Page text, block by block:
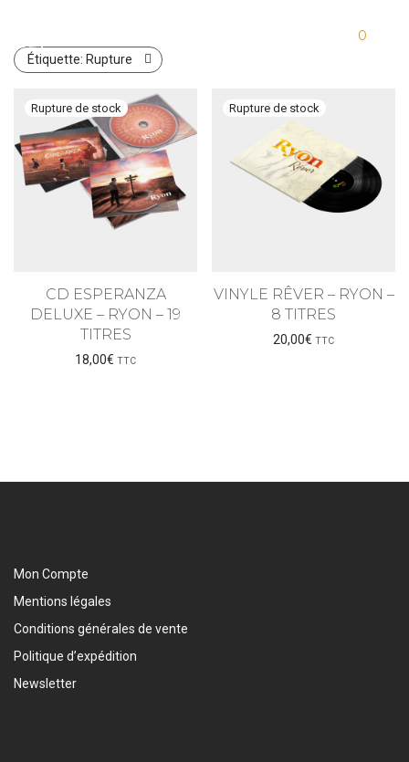
0
Étiquette: Rupture
CD ESPERANZA
DELUXE – RYON – 19
TITRES
18,00€ TTC
VINYLE RÊVER – RYON –
8 TITRES
20,00€ TTC
Mon Compte
Mentions légales
Conditions générales de vente
Politique d’expédition
Newsletter